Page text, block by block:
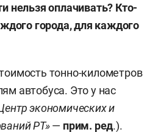
нельзя оплачивать? Кто-
города, для каждого
тонно-километров
автобуса. Это у нас
экономических и
РТ»— прим. ред.).